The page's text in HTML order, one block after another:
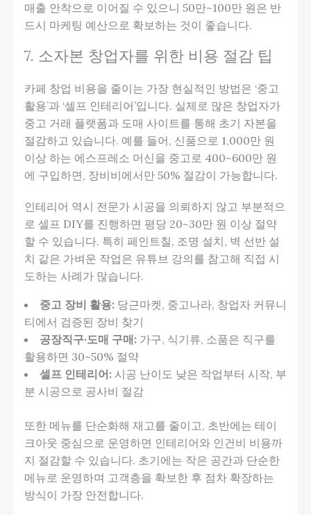
매출 안착으로 이어질 수 있으니 50만~100만 원은 반
드시 마케팅 예산으로 확보하는 것이 좋습니다.
7. 소자본 창업자를 위한 비용 절감 팁
카페 창업 비용을 줄이는 가장 현실적인 방법은 ‘중고
활용’과 ‘셀프 인테리어’입니다. 실제로 많은 창업자가
중고 거래 플랫폼과 도매 사이트를 통해 초기 자본을
절감하고 있습니다. 예를 들어, 신품으로 1,000만 원
이상 하는 에스프레소 머신을 중고로 400~600만 원
에 구입하면, 장비비에서만 50% 절감이 가능합니다.
인테리어 역시 전문가 시공을 의뢰하지 않고 부분적으
로 셀프 DIY를 진행하면 평당 20~30만 원 이상 절약
할 수 있습니다. 특히 페인트칠, 조명 설치, 벽 선반 설
치 같은 가벼운 작업은 유튜브 강의를 참고해 직접 시
도하는 사례가 많습니다.
중고 장비 활용:당근마켓, 중고나라, 창업자 커뮤니
티에서 검증된 장비 찾기
공장직구·도매 구매:가구, 식기류, 소품은 직구를
활용하면 30~50% 절약
셀프 인테리어:시공 난이도 낮은 작업부터 시작, 부
분 시공으로 공사비 절감
또한 메뉴를 단순화해 재고를 줄이고, 초반에는 테이
크아웃 중심으로 운영하면 인테리어와 인건비 비용까
지 절감할 수 있습니다. 초기에는 작은 공간과 단순한
메뉴로 운영하며 고객층을 확보한 후 점차 확장하는
방식이 가장 안전합니다.